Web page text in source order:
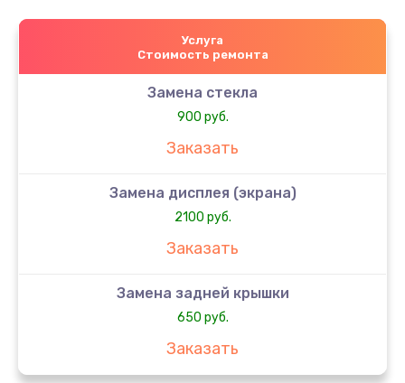
Услуга
Стоимость ремонта
Замена стекла
900 руб.
Заказать
Замена дисплея (экрана)
2100 руб.
Заказать
Замена задней крышки
650 руб.
Заказать